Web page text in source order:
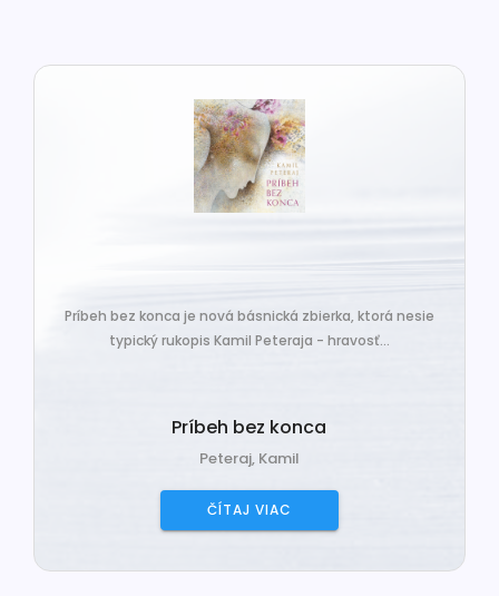
Príbeh bez konca je nová básnická zbierka, ktorá nesie
typický rukopis Kamil Peteraja - hravosť...
Príbeh bez konca
Peteraj, Kamil
ČÍTAJ VIAC